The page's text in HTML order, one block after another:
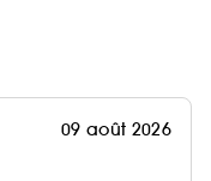
09 août 2026